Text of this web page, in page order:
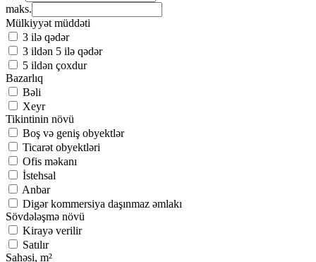
maks.
Mülkiyyət müddəti
3 ilə qədər
3 ildən 5 ilə qədər
5 ildən çoxdur
Bazarlıq
Bəli
Xeyr
Tikintinin növü
Boş və geniş obyektlər
Ticarət obyektləri
Ofis məkanı
İstehsal
Anbar
Digər kommersiya daşınmaz əmlakı
Sövdələşmə növü
Kirayə verilir
Satılır
Sahəsi, m²